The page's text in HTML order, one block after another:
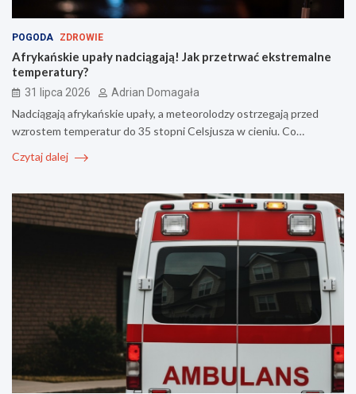
POGODA ZDROWIE
Afrykańskie upały nadciągają! Jak przetrwać ekstremalne
temperatury?
31 lipca 2026 Adrian Domagała
Nadciągają afrykańskie upały, a meteorolodzy ostrzegają przed
wzrostem temperatur do 35 stopni Celsjusza w cieniu. Co…
Czytaj dalej